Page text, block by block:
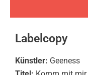
Labelcopy
Künstler: Geeness